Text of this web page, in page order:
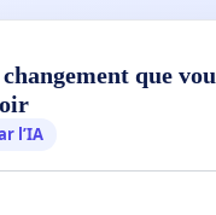
que
l’IA